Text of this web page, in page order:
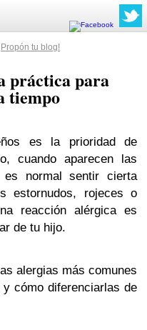
tu blog!
práctica para
tiempo
es la prioridad de
cuando aparecen las
normal sentir cierta
estornudos, rojeces o
reacción alérgica es
de tu hijo.
alergias más comunes
cómo diferenciarlas de